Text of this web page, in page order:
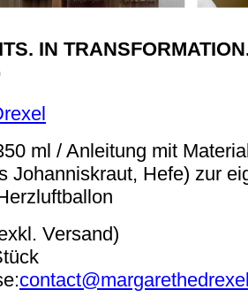
IN
ml / Anleitung mit
Johanniskraut, Hefe) zur
Versand)